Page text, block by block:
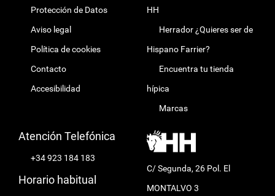
Protección de Datos
Aviso legal
Política de cookies
Contacto
Accesibilidad
HH
Herrador ¿Quieres ser de
Hispano Farrier?
Encuentra tu tienda
hípica
Marcas
Atención Telefónica
+34 923 184 183
Horario habitual
C/ Segunda, 26 Pol. El
MONTALVO 3